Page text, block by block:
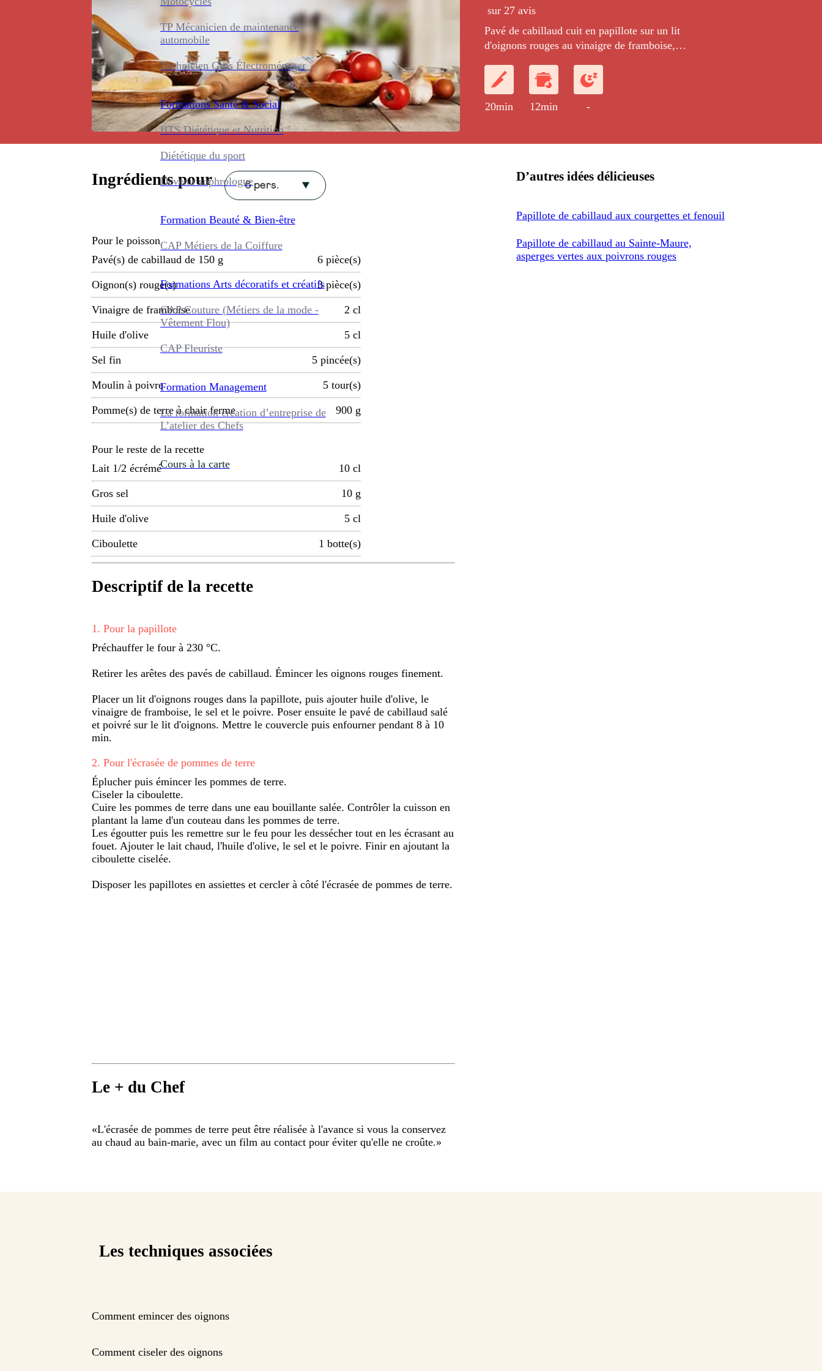
TP Mécanicien de maintenance
automobile
Technicien Gros Électroménager
Formations Santé & Social
BTS Diététique et Nutrition
Diététique du sport
Devenir sophrologue
Formation Beauté & Bien-être
CAP Métiers de la Coiffure
Formations Arts décoratifs et créatifs
CAP Couture (Métiers de la mode -
Vêtement Flou)
CAP Fleuriste
Formation Management
La formation création d’entreprise de
L’atelier des Chefs
Cours à la carte
sur 27 avis
Pavé de cabillaud cuit en papillote sur un lit
d'oignons rouges au vinaigre de framboise,
ciboulette.
20min 12min -
Ingrédients pour 6 pers.
Pour le poisson
Pavé(s) de cabillaud de 150 g
6 pièce(s)
Oignon(s) rouge(s) 3 pièce(s)
Vinaigre de framboise 2 cl
Huile d'olive 5 cl
Sel fin 5 pincée(s)
Moulin à poivre 5 tour(s)
Pomme(s) de terre à chair ferme 900 g
Pour le reste de la recette
Lait 1/2 écrémé
10 cl
Gros sel 10 g
Huile d'olive 5 cl
Ciboulette 1 botte(s)
Descriptif de la recette
1 . Pour la papillote
Préchauffer le four à 230 °C.
Retirer les arêtes des pavés de cabillaud. Émincer les oignons rouges finement.
Placer un lit d'oignons rouges dans la papillote, puis ajouter huile d'olive, le
vinaigre de framboise, le sel et le poivre. Poser ensuite le pavé de cabillaud salé
et poivré sur le lit d'oignons. Mettre le couvercle puis enfourner pendant 8 à 10
min.
2. Pour l'écrasée de pommes de terre
Éplucher puis émincer les pommes de terre.
Ciseler la ciboulette.
Cuire les pommes de terre dans une eau bouillante salée. Contrôler la cuisson en
plantant la lame d'un couteau dans les pommes de terre.
Les égoutter puis les remettre sur le feu pour les dessécher tout en les écrasant au
fouet. Ajouter le lait chaud, l'huile d'olive, le sel et le poivre. Finir en ajoutant la
ciboulette ciselée.
Disposer les papillotes en assiettes et cercler à côté l'écrasée de pommes de terre.
Le + du Chef
«L'écrasée de pommes de terre peut être réalisée à l'avance si vous la conservez
au chaud au bain-marie, avec un film au contact pour éviter qu'elle ne croûte.»
D’autres idées délicieuses
Papillote de cabillaud aux courgettes et fenouil
Papillote de cabillaud au Sainte-Maure,
asperges vertes aux poivrons rouges
Les techniques associées
Comment emincer des oignons
Comment ciseler des oignons